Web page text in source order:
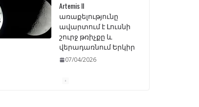
Artemis II
առաքելությունը
ավարտում է Լուսնի
շուրջ թռիչքը և
վերադառնում Երկիր
07/04/2026